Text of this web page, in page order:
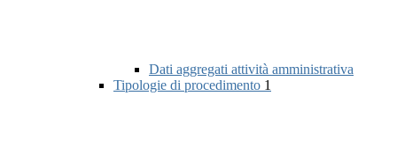
Dati aggregati attività amministrativa
Tipologie di procedimento 1